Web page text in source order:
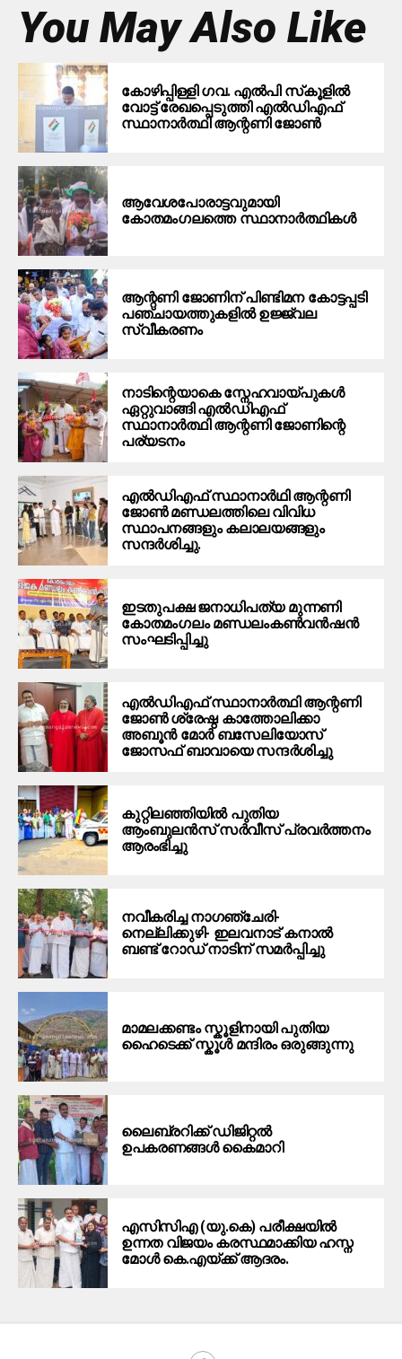
You May Also Like
കോഴിപ്പിള്ളി ഗവ. എല്‍പി സ്‌കൂളില്‍
വോട്ട് രേഖപ്പെടുത്തി എല്‍ഡിഎഫ്
സ്ഥാനാര്‍ത്ഥി ആന്റണി ജോണ്‍
ആവേശപോരാട്ടവുമായി
കോതമംഗലത്തെ സ്ഥാനാര്‍ത്ഥികള്‍
ആന്റണി ജോണിന് പിണ്ടിമന കോട്ടപ്പടി
പഞ്ചായത്തുകളിൽ ഉജ്ജ്വല
സ്വീകരണം
നാടിന്റെയാകെ സ്നേഹവായ്പുകൾ
ഏറ്റുവാങ്ങി എൽഡിഎഫ്
സ്ഥാനാർത്ഥി ആന്റണി ജോണിന്റെ
പര്യടനം
എൽഡിഎഫ് സ്ഥാനാർഥി ആന്റണി
ജോൺ മണ്ഡലത്തിലെ വിവിധ
സ്ഥാപനങ്ങളും കലാലയങ്ങളും
സന്ദർശിച്ചു.
ഇടതുപക്ഷ ജനാധിപത്യ മുന്നണി
കോതമംഗലം മണ്ഡലംകൺവൻഷൻ
സംഘടിപ്പിച്ചു
എൽഡിഎഫ് സ്ഥാനാർത്ഥി ആന്റണി
ജോൺ ശ്രേഷ്ഠ കാത്തോലിക്കാ
അബൂൻ മോർ ബസേലിയോസ്
ജോസഫ് ബാവായെ സന്ദർശിച്ചു
കുറ്റിലഞ്ഞിയിൽ പുതിയ
ആംബുലൻസ് സർവീസ് പ്രവർത്തനം
ആരംഭിച്ചു
നവീകരിച്ച നാഗഞ്ചേരി-
നെല്ലിക്കുഴി- ഇലവനാട് കനാൽ
ബണ്ട് റോഡ് നാടിന് സമർപ്പിച്ചു
മാമലക്കണ്ടം സ്കൂളിനായി പുതിയ
ഹൈടെക്ക് സ്കൂൾ മന്ദിരം ഒരുങ്ങുന്നു
ലൈബ്രറിക്ക് ഡിജിറ്റൽ
ഉപകരണങ്ങൾ കൈമാറി
എസിസിഎ (യു.കെ) പരീക്ഷയിൽ
ഉന്നത വിജയം കരസ്ഥമാക്കിയ ഹസ്ന
മോൾ കെ.എയ്ക്ക് ആദരം.